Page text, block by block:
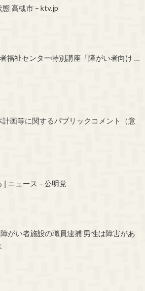
高槻市 – ktv.jp
福祉センター特別講座「障がい者向け …
画等に関するパブリックコメント（意
| ニュース – 公明党
がい者施設の職員逮捕 男性は障害があ